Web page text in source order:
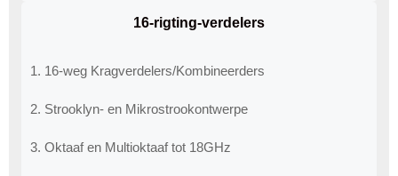
16-rigting-verdelers
1. 16-weg Kragverdelers/Kombineerders
2. Strooklyn- en Mikrostrookontwerpe
3. Oktaaf ​​en Multioktaaf ​​tot 18GHz